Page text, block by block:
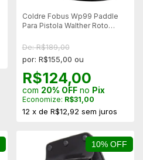
Coldre Fobus Wp99 Paddle
Para Pistola Walther Roto
De: R$189,00
por: R$155,00 ou
R$124,00
com 20% OFFno Pix
Economize: R$31,00
12 x de R$12,92 sem juros
10% OFF